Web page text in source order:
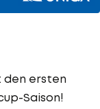
den ersten
Saison!